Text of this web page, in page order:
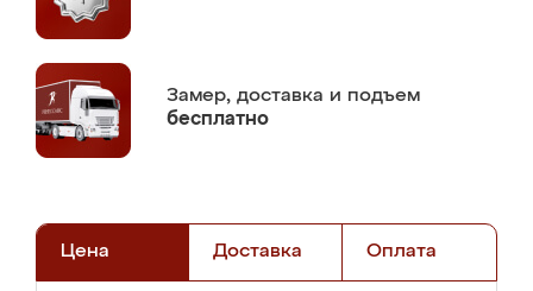
Замер, доставка и подъем
бесплатно
Цена Доставка Оплата